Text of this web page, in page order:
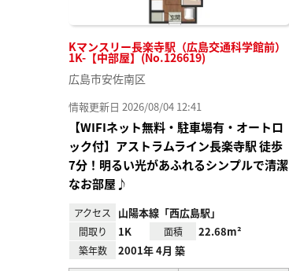
Kマンスリー長楽寺駅（広島交通科学館前）
1K-【中部屋】(No.126619)
広島市安佐南区
情報更新日 2026/08/04 12:41
【WIFIネット無料・駐車場有・オートロ
ック付】アストラムライン長楽寺駅 徒歩
7分！明るい光があふれるシンプルで清潔
なお部屋♪
アクセス 山陽本線「西広島駅」
間取り 1K 面積 22.68m²
築年数 2001年 4月 築